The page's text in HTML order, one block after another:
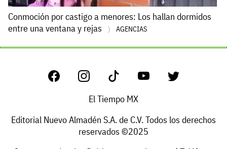
Conmoción por castigo a menores: Los hallan dormidos
entre una ventana y rejas
AGENCIAS
El Tiempo MX
Editorial Nuevo Almadén S.A. de C.V. Todos los derechos
reservados ©2025